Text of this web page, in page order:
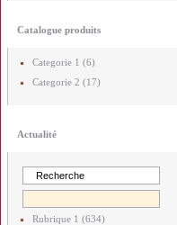
Catalogue produits
Categorie 1 (6)
Categorie 2 (17)
Actualité
Rubrique 1 (634)